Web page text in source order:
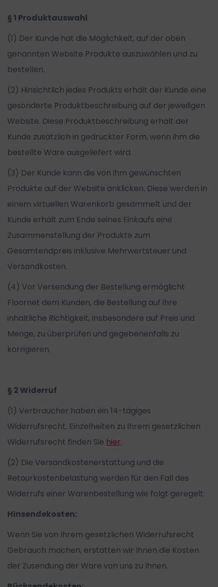
§ 1 Produktauswahl
(1) Der Kunde hat die Möglichkeit, auf der oben
genannten Website Produkte auszuwählen und zu
bestellen.
(2) Hinsichtlich jedes Produkts erhält der Kunde eine
gesonderte Produktbeschreibung auf der jeweiligen
Website. Diese Produktbeschreibung erhält der
Kunde zusätzlich in gedruckter Form, wenn ihm die
bestellte Ware ausgeliefert wird.
(3) Der Kunde kann die von ihm gewünschten
Produkte auf der Website anklicken. Diese werden in
einem virtuellen Warenkorb gesammelt und der
Kunde erhält zum Ende seines Einkaufs eine
Zusammenstellung der Produkte zum
Gesamtendpreis inklusive Mehrwertsteuer und
Versandkosten.
(4) Vor Versendung der Bestellung ermöglicht
Floornet dem Kunden, die Bestellung auf ihre
inhaltliche Richtigkeit, insbesondere auf Preis und
Menge, zu überprüfen und gegebenenfalls zu
korrigieren.
§ 2 Widerruf
(1) Verbraucher haben ein 14-tägiges
Widerrufsrecht. Einzelheiten zu Ihrem gesetzlichen
Widerrufsrecht finden Sie hier.
(2) Die Versandkostenerstattung und die
Retourkostenbelastung werden für den Fall des
Widerrufs einer Warenbestellung wie folgt geregelt:
Hinsendekosten:
Wenn Sie von Ihrem gesetzlichen Widerrufsrecht
Gebrauch machen, erstatten wir Ihnen die Kosten
der Zusendung der Ware von uns zu Ihnen.